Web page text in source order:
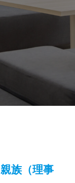
族（理事